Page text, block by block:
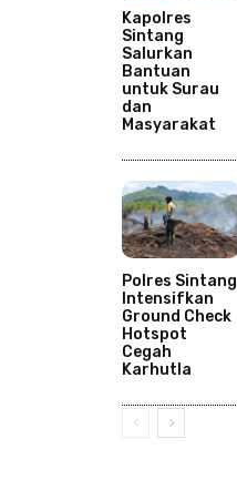
Kapolres
Sintang
Salurkan
Bantuan
untuk Surau
dan
Masyarakat
Polres Sintang
Intensifkan
Ground Check
Hotspot
Cegah
Karhutla